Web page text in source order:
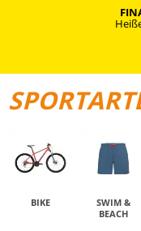
BIKE
SWIM &
BEACH